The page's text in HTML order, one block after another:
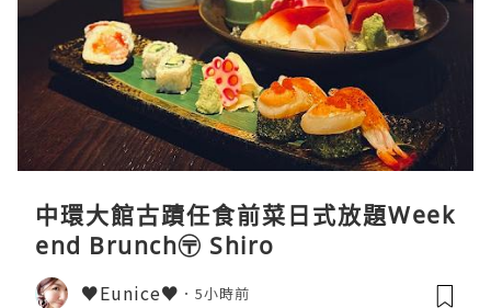
中環大館古蹟任食前菜日式放題Week
end Brunch〶 Shiro
♥Eunice♥ 5小時前